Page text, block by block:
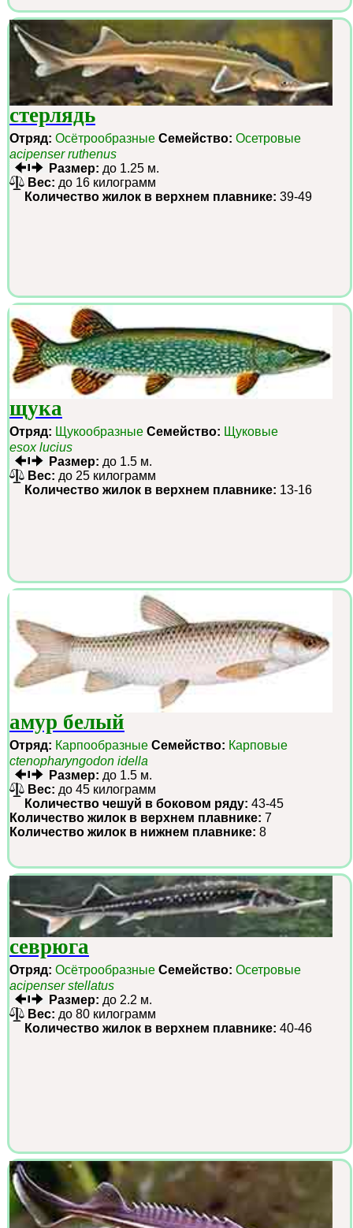
стерлядь
Отряд: Осётрообразные Семейство: Осетровые
acipenser ruthenus
Размер: до 1.25 м.
Вес: до 16 килограмм
Количество жилок в верхнем плавнике: 39-49
щука
Отряд: Щукообразные Семейство: Щуковые
esox lucius
Размер: до 1.5 м.
Вес: до 25 килограмм
Количество жилок в верхнем плавнике: 13-16
амур белый
Отряд: Карпообразные Семейство: Карповые
ctenopharyngodon idella
Размер: до 1.5 м.
Вес: до 45 килограмм
Количество чешуй в боковом ряду: 43-45
Количество жилок в верхнем плавнике: 7
Количество жилок в нижнем плавнике: 8
севрюга
Отряд: Осётрообразные Семейство: Осетровые
acipenser stellatus
Размер: до 2.2 м.
Вес: до 80 килограмм
Количество жилок в верхнем плавнике: 40-46